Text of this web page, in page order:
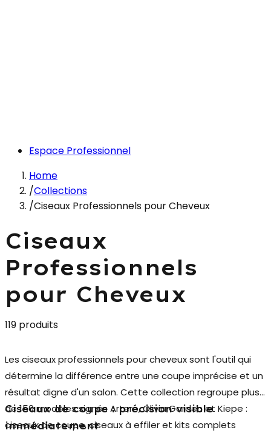
Espace Professionnel
Home
/Collections
/Ciseaux Professionnels pour Cheveux
Ciseaux
Professionnels
pour Cheveux
119 produits
Les ciseaux professionnels pour cheveuxsont l'outil qui
détermine la différence entre une coupe imprécise et un
résultat digne d'un salon. Cette collection regroupe plus
de 150 modèles signés Artero, Olivia Garden et Kiepe :
ciseaux de coupe, ciseaux à effiler et kits complets
Ciseaux de coupe : précision visible
immédiatement